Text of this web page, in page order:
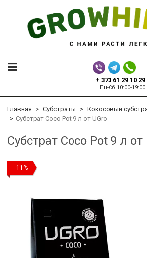
+ 373 61 29 10 29
Пн-Сб 10:00-19:00
Главная Субстраты Кокосовый
Субстрат Coco Pot 9 л от UGro
Субстрат Coco Pot 9 л от
-11%